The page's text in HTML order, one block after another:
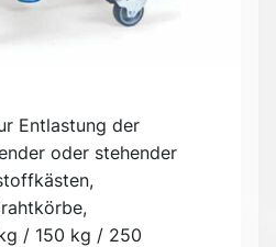
Entlastung der
oder stehender
/ 150 kg / 250